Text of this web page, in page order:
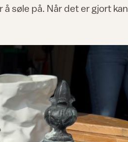
søle på. Når det er gjort kan